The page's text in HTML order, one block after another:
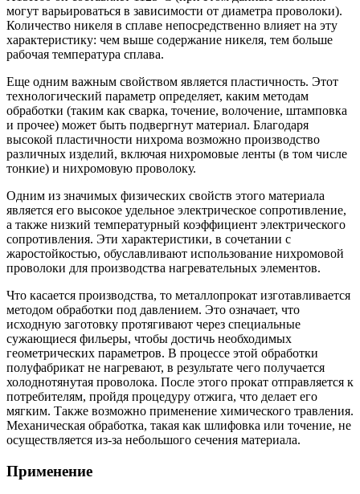
могут варьироваться в зависимости от диаметра проволоки).
Количество никеля в сплаве непосредственно влияет на эту
характеристику: чем выше содержание никеля, тем больше
рабочая температура сплава.
Еще одним важным свойством является пластичность. Этот
технологический параметр определяет, каким методам
обработки (таким как сварка, точение, волочение, штамповка
и прочее) может быть подвергнут материал. Благодаря
высокой пластичности нихрома возможно производство
различных изделий, включая нихромовые ленты (в том числе
тонкие) и нихромовую проволоку.
Одним из значимых физических свойств этого материала
является его высокое удельное электрическое сопротивление,
а также низкий температурный коэффициент электрического
сопротивления. Эти характеристики, в сочетании с
жаростойкостью, обуславливают использование нихромовой
проволоки для производства нагревательных элементов.
Что касается производства, то металлопрокат изготавливается
методом обработки под давлением. Это означает, что
исходную заготовку протягивают через специальные
сужающиеся фильеры, чтобы достичь необходимых
геометрических параметров. В процессе этой обработки
полуфабрикат не нагревают, в результате чего получается
холоднотянутая проволока. После этого прокат отправляется к
потребителям, пройдя процедуру отжига, что делает его
мягким. Также возможно применение химического травления.
Механическая обработка, такая как шлифовка или точение, не
осуществляется из-за небольшого сечения материала.
Применение